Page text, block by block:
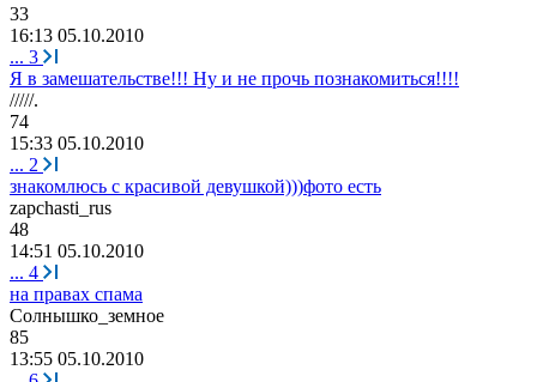
33
16:13 05.10.2010
... 3
Я в замешательстве!!! Ну и не прочь познакомиться!!!!
/////.
74
15:33 05.10.2010
... 2
знакомлюсь с красивой девушкой)))фото есть
zapchasti_rus
48
14:51 05.10.2010
... 4
на правах спама
Солнышко земное
85
13:55 05.10.2010